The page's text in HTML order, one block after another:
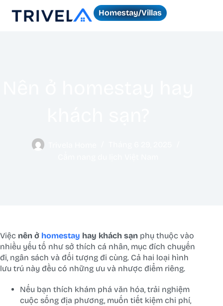
Homestay/Villas
Việc nên ở homestay hay khách sạn phụ thuộc vào
nhiều yếu tố như sở thích cá nhân, mục đích chuyến
đi, ngân sách và đối tượng đi cùng. Cả hai loại hình
lưu trú này đều có những ưu và nhược điểm riêng.
Nếu bạn thích khám phá văn hóa, trải nghiệm
cuộc sống địa phương, muốn tiết kiệm chi phí,